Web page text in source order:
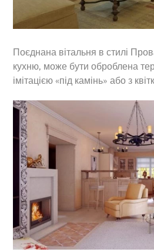
Поєднана вітальня в стилі
кухню, може бути оброблена
імітацією «під камінь» або з